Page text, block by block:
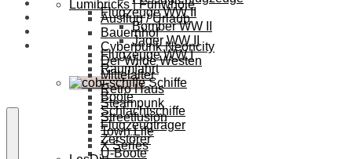
Flugzeuge WW II
Bomber WW II
Jäger WW II
Flugzeuge WW I
Raumfahrt
Schiffe
Boote
Schlachtschiffe
Flugzeugträger
Zerstörer
U-Boote
Lumibricks | Funwhole
Ausflug / Urlaub
Bauernhof
Cyberpunk Neoncity
Der Wilde Westen
Mittelalter
Retro Haus
Steampunk
Streetfusion
Town Life
X Series